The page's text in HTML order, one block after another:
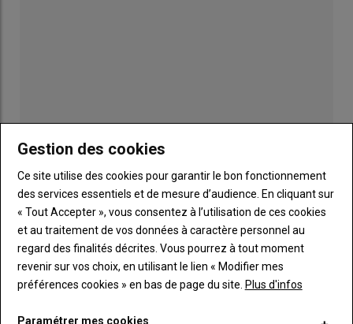
campagne 2025, pour lesécorégimes
le montant unitaire du niveau spécifique à l'agriculture
biologique de l'écorégimeà 101,67 euros par hectare
(contre 93,39 annoncé en mars et 96,17 euros pour 2024)
Relire :Aides PAC 2025 : quels sont les montants
réévalués pour les aides découplées, les
Publicité
LES PLUS LUS
Gestion des cookies
Ce site utilise des cookies pour garantir le bon fonctionnement
des services essentiels et de mesure d’audience. En cliquant sur
« Tout Accepter », vous consentez à l’utilisation de ces cookies
et au traitement de vos données à caractère personnel au
regard des finalités décrites. Vous pourrez à tout moment
revenir sur vos choix, en utilisant le lien « Modifier mes
préférences cookies » en bas de page du site. Plus d'infos
Paramétrer mes cookies